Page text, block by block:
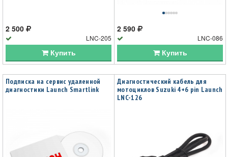
2 500
LNC-205
Купить
2 590
LNC-086
Купить
Подписка на сервис удаленной
диагностики Launch Smartlink
Диагностический кабель для
мотоциклов Suzuki 4+6 pin Launch
LNC-126